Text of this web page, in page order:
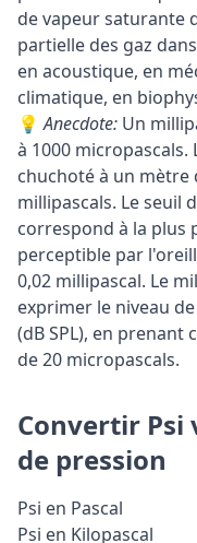
de vapeur saturante
partielle des gaz
en acoustique, en
climatique, en
💡Anecdote: Un
à 1000
chuchoté à un mètre
millipascals. Le seuil
correspond à la plus
perceptible par
0,02 millipascal. Le
exprimer le niveau
(dB SPL), en
de 20 micropascals.
Convertir Psi
de pression
Psi en Pascal
Psi en Kilopascal